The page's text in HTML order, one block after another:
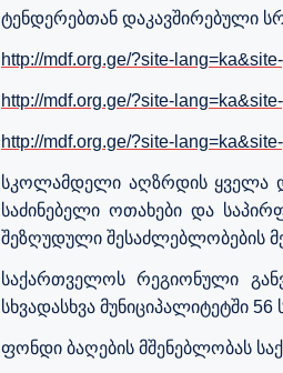
ტენდერებთან დაკავშირებული
http://mdf.org.ge/?site-
http://mdf.org.ge/?site-
http://mdf.org.ge/?site-
სკოლამდელი აღზრდის ყველა
საძინებელი ოთახები და
შეზღუდული შესაძლებლობების
საქართველოს რეგიონული
სხვადასხვა მუნიციპალიტეტში
ფონდი ბაღების მშენებლობას